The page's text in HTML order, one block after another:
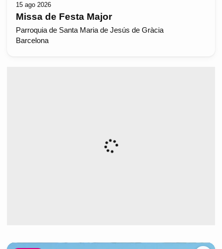
15 ago 2026
Missa de Festa Major
Parroquia de Santa Maria de Jesús de Gràcia
Barcelona